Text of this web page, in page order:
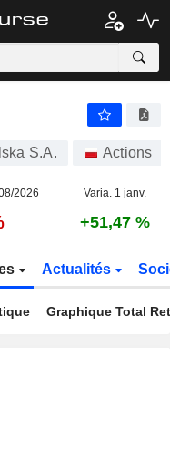
S.A. Actions
2026 Varia. 1 janv.
+51,47 %
Actualités
Graphique Total